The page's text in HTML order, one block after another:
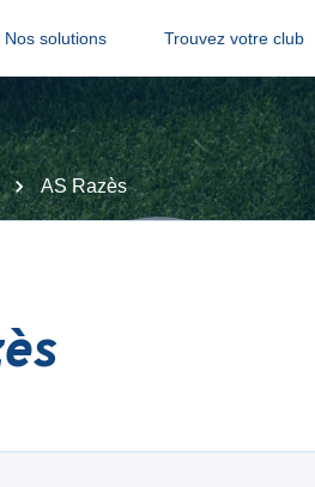
Nos solutions Trouvez votre club
AS Razès